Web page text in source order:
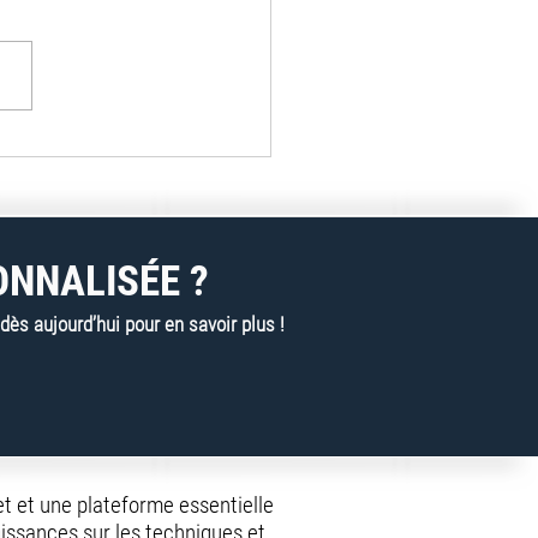
?
?
aujourd’hui pour en savoir plus !
et une plateforme essentielle